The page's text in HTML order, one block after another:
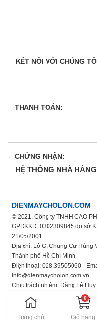
HỆ THỐNG NHÀ
KẾT NỐI VỚI CHÚNG
THANH TOÁN:
CHỨNG NHẬN:
DIENMAYCHOLON.COM
© 2021. Công ty TNHH CAO
GPDKKD: 0302309845 do sở
21/05/2001
Địa chỉ: Lô G, Chung Cư Hùng
Thành phố Hồ Chí Minh
Điện thoại: 028.39505060 -
info@dienmaycholon.com.vn
Chịu trách nhiệm: Đặng Lê Huy
Xem thêm chính sách bảo mật
Trang chủ
0
Giỏ hàng